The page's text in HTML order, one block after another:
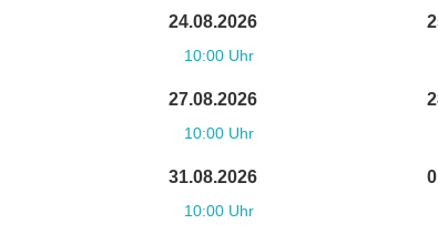
24.08.2026
10:00 Uhr
27.08.2026
10:00 Uhr
31.08.2026
10:00 Uhr